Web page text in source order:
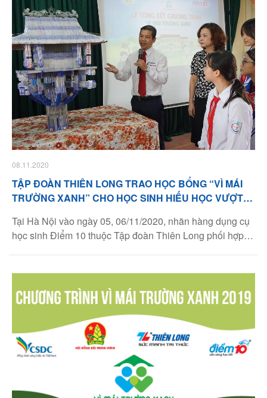
08.11.2020
TẬP ĐOÀN THIÊN LONG TRAO HỌC BỔNG “VÌ MÁI
TRƯỜNG XANH” CHO HỌC SINH HIẾU HỌC VƯỢT
Tại Hà Nội vào ngày 05, 06/11/2020, nhãn hàng dụng cụ
học sinh Điểm 10 thuộc Tập đoàn Thiên Long phối hợp
Tiểu học và THCS trên địa bàn thành phố. Danh sách 10
điểm trường bao gồm: